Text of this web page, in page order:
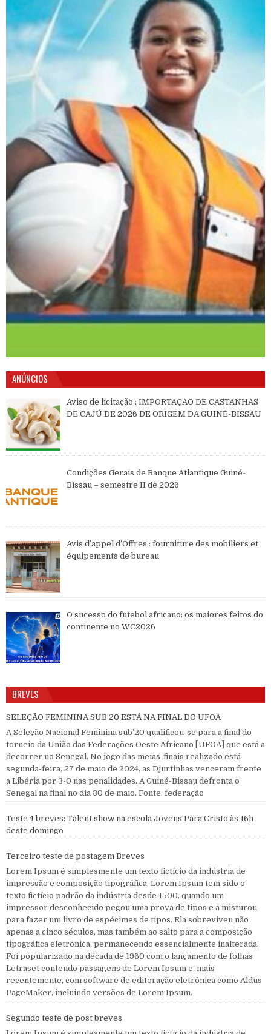
ANÚNCIOS
Aviso de licitação : IMPORTAÇÃO DE CASTANHAS
DE CAJÚ DE 2026 DE ORIGEM DA GUINÉ-BISSAU
Condições Gerais de Banque Atlantique Guiné-
Bissau – semestre II de 2026
Avis d’appel d’Offres : fourniture des mobiliers et
équipements de bureau
O sucesso do futebol africano: os maiores feitos do
continente no WC2026
BREVES
SELEÇÃO FEMININA SUB’20 ESTÁ NA FINAL DO UFOA
A Seleção Nacional Feminina sub’20 qualificou-se para a final do
torneio da União das Federações Oeste Africano [UFOA] que está a
decorrer no Senegal. No jogo das meias-finais realizado está
segunda-feira, 27 de maio de 2024, as Djurtinhas venceram frente
a Libéria por 3-0 nas penalidades. A Guiné-Bissau defronta o
Senegal na final no dia 30 de maio. Fonte: federação
Teste 4 breves: Talent show na escola Jovens Para Cristo às 16h
deste domingo
Terceiro teste de postagem Breves
Lorem Ipsum é simplesmente um texto fictício da indústria de
impressão e composição tipográfica. Lorem Ipsum tem sido o
texto fictício padrão da indústria desde 1500, quando um
impressor desconhecido pegou uma prova de tipos e a misturou
para fazer um livro de espécimes de tipos. Ela sobreviveu não
apenas a cinco séculos, mas também ao salto para a composição
tipográfica eletrônica, permanecendo essencialmente inalterada.
Foi popularizado na década de 1960 com o lançamento de folhas
Letraset contendo passagens de Lorem Ipsum e, mais
recentemente, com software de editoração eletrônica como Aldus
PageMaker, incluindo versões de Lorem Ipsum.
Segundo teste de post breves